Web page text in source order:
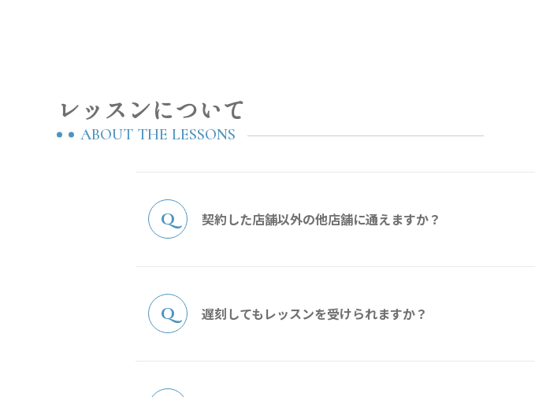
レッスンについて
ABOUT THE LESSONS
契約した店舗以外の他店舗に通えますか？
遅刻してもレッスンを受けられますか？